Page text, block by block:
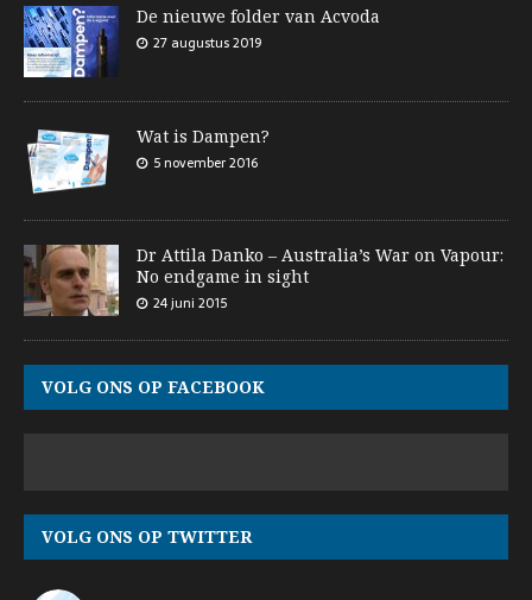
De nieuwe folder van Acvoda
27 augustus 2019
Wat is Dampen?
5 november 2016
Dr Attila Danko – Australia’s War on Vapour:
No endgame in sight
24 juni 2015
VOLG ONS OP FACEBOOK
VOLG ONS OP TWITTER